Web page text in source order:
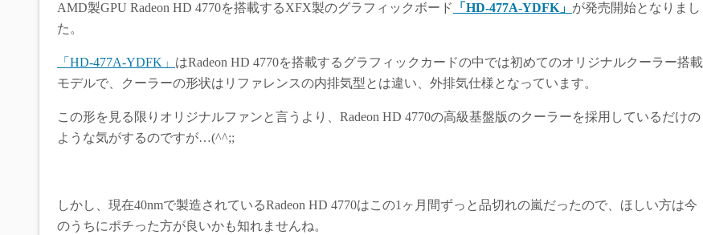
AMD製GPU Radeon HD 4770を搭載するXFX製のグラフィックボード 「HD-477A-YDFK」 が発売開始となりまし
た。
「HD-477A-YDFK」 はRadeon HD 4770を搭載するグラフィックカードの中では初めてのオリジナルクーラー搭載
モデルで、クーラーの形状はリファレンスの内排気型とは違い、外排気仕様となっています。
この形を見る限りオリジナルファンと言うより、Radeon HD 4770の高級基盤版のクーラーを採用しているだけの
ような気がするのですが…(^^;;
しかし、現在40nmで製造されているRadeon HD 4770はこの1ヶ月間ずっと品切れの嵐だったので、ほしい方は今
のうちにポチった方が良いかも知れませんね。